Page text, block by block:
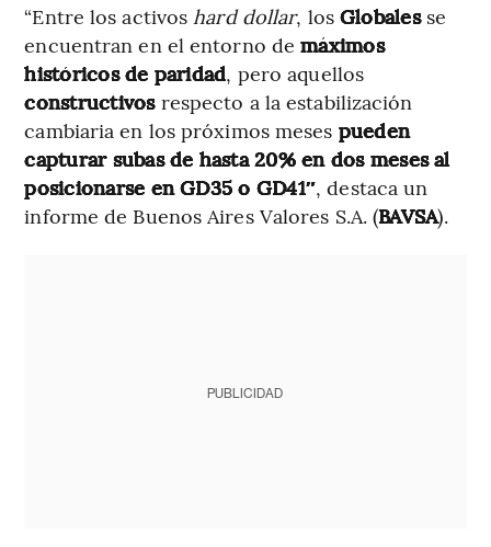
“Entre los activos hard dollar, losGlobales se
encuentran en el entorno demáximos
históricos de paridad, pero aquellos
constructivos respecto a la estabilización
cambiaria en los próximos meses pueden
capturar subas de hasta 20% en dos meses al
posicionarse en GD35 o GD41″, destaca un
informe de Buenos Aires Valores S.A. (BAVSA).
PUBLICIDAD